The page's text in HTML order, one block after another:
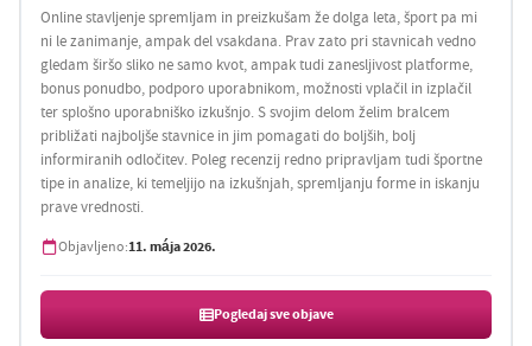
Online stavljenje spremljam in preizkušam že dolga leta, šport pa mi
ni le zanimanje, ampak del vsakdana. Prav zato pri stavnicah vedno
gledam širšo sliko ne samo kvot, ampak tudi zanesljivost platforme,
bonus ponudbo, podporo uporabnikom, možnosti vplačil in izplačil
ter splošno uporabniško izkušnjo. S svojim delom želim bralcem
približati najboljše stavnice in jim pomagati do boljših, bolj
informiranih odločitev. Poleg recenzij redno pripravljam tudi športne
tipe in analize, ki temeljijo na izkušnjah, spremljanju forme in iskanju
prave vrednosti.
Objavljeno:11. mája 2026.
Pogledaj sve objave